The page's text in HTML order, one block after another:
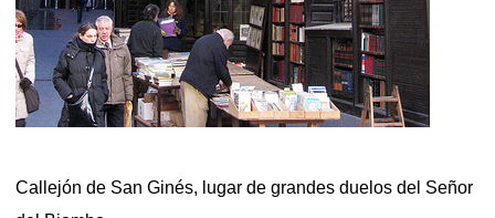
Callejón de San Ginés, lugar de grandes duelos del Señor